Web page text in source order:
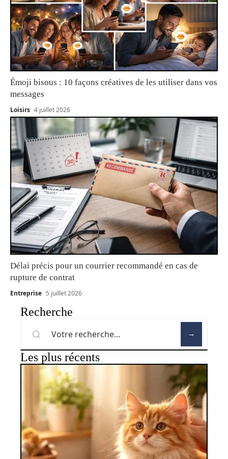
Émoji bisous : 10 façons créatives de les utiliser dans vos
messages
Loisirs 4 juillet 2026
Délai précis pour un courrier recommandé en cas de
rupture de contrat
Entreprise 5 juillet 2026
Recherche
Les plus récents